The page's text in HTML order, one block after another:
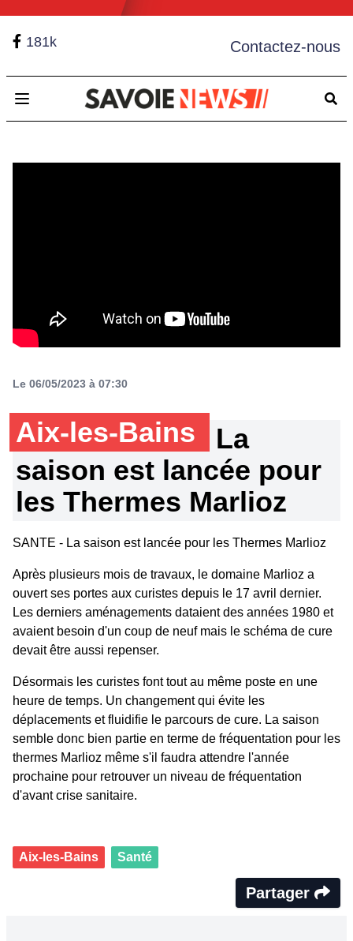
181k Contactez-nous
Open main menu
Le 06/05/2023 à 07:30
Aix-les-Bains
La
saison est lancée pour
les Thermes Marlioz
SANTE - La saison est lancée pour les Thermes Marlioz
Après plusieurs mois de travaux, le domaine Marlioz a
ouvert ses portes aux curistes depuis le 17 avril dernier.
Les derniers aménagements dataient des années 1980 et
avaient besoin d'un coup de neuf mais le schéma de cure
devait être aussi repenser.
Désormais les curistes font tout au même poste en une
heure de temps. Un changement qui évite les
déplacements et fluidifie le parcours de cure. La saison
semble donc bien partie en terme de fréquentation pour les
thermes Marlioz même s'il faudra attendre l'année
prochaine pour retrouver un niveau de fréquentation
d'avant crise sanitaire.
Aix-les-Bains Santé
Partager